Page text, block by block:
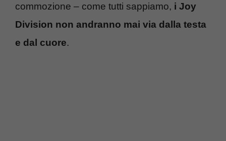
commozione – come tutti sappiamo, i Joy
Division non andranno mai via dalla testa
e dal cuore.